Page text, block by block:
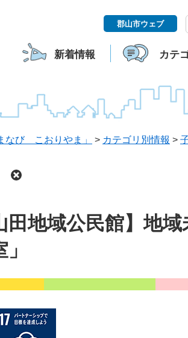
郡山市ウェブ
新着情報 カテ
なび こおりやま」 > カテゴリ別情報 >
田地域公民館】地